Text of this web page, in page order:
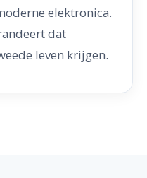
elektronica.
dat
leven krijgen.